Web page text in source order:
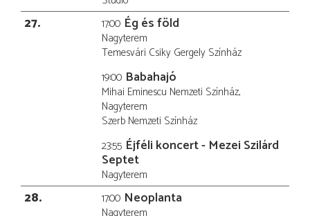
27 17:00 Ég és föld
Nagyterem
Temesvári Csiky Gergely Színház
19:00 Babahajó
Mihai Eminescu Nemzeti Színház,
Nagyterem
Szerb Nemzeti Színház
23:55 Éjféli koncert - Mezei Szilárd
Septet
Nagyterem
28 17:00 Neoplanta